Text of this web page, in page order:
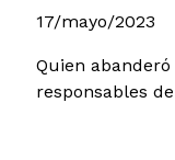
17/mayo/2023
Quien
responsables